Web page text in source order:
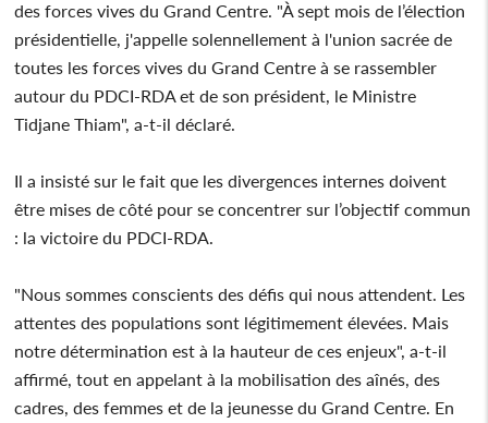
des forces vives du Grand Centre. "À sept mois de l’élection
présidentielle, j'appelle solennellement à l'union sacrée de
toutes les forces vives du Grand Centre à se rassembler
autour du PDCI-RDA et de son président, le Ministre
Tidjane Thiam", a-t-il déclaré.
Il a insisté sur le fait que les divergences internes doivent
être mises de côté pour se concentrer sur l’objectif commun
: la victoire du PDCI-RDA.
"Nous sommes conscients des défis qui nous attendent. Les
attentes des populations sont légitimement élevées. Mais
notre détermination est à la hauteur de ces enjeux", a-t-il
affirmé, tout en appelant à la mobilisation des aînés, des
cadres, des femmes et de la jeunesse du Grand Centre. En